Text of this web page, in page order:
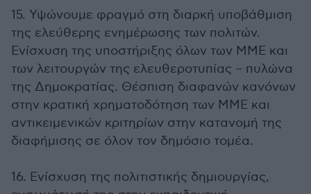
15. Υψώνουμε φραγμό στη διαρκή υποβάθμιση
της ελεύθερης ενημέρωσης των πολιτών.
Ενίσχυση της υποστήριξης όλων των ΜΜΕ και
των λειτουργών της ελευθεροτυπίας – πυλώνα
της Δημοκρατίας. Θέσπιση διαφανών κανόνων
στην κρατική χρηματοδότηση των ΜΜΕ και
αντικειμενικών κριτηρίων στην κατανομή της
διαφήμισης σε όλον τον δημόσιο τομέα.
16. Ενίσχυση της πολιτιστικής δημιουργίας,